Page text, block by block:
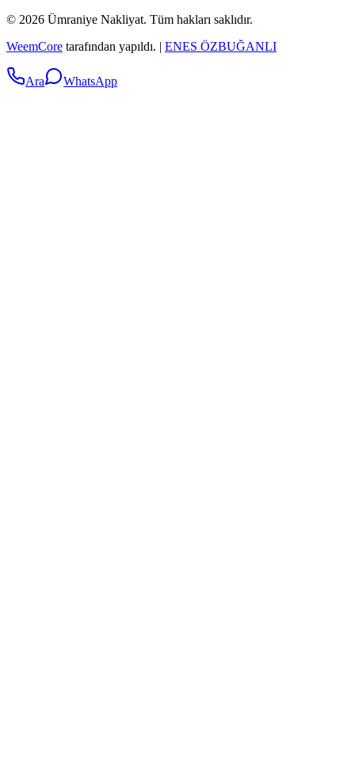
© 2026 Ümraniye Nakliyat. Tüm hakları saklıdır.
WeemCore tarafından yapıldı. | ENES ÖZBUĞANLI
Ara WhatsApp